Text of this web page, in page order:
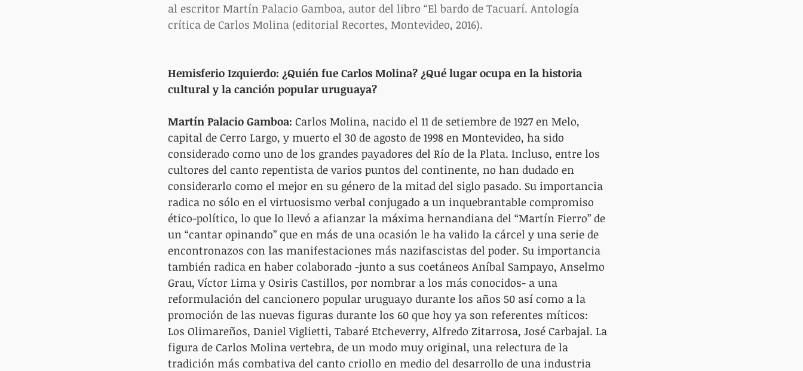
al escritor Martín Palacio Gamboa, autor del libro “El bardo de Tacuarí. Antología
crítica de Carlos Molina (editorial Recortes, Montevideo, 2016).
Hemisferio Izquierdo: ¿Quién fue Carlos Molina? ¿Qué lugar ocupa en la historia
cultural y la canción popular uruguaya?
Martín Palacio Gamboa: Carlos Molina, nacido el 11 de setiembre de 1927 en Melo,
capital de Cerro Largo, y muerto el 30 de agosto de 1998 en Montevideo, ha sido
considerado como uno de los grandes payadores del Río de la Plata. Incluso, entre los
cultores del canto repentista de varios puntos del continente, no han dudado en
considerarlo como el mejor en su género de la mitad del siglo pasado. Su importancia
radica no sólo en el virtuosismo verbal conjugado a un inquebrantable compromiso
ético-político, lo que lo llevó a afianzar la máxima hernandiana del “Martín Fierro” de
un “cantar opinando” que en más de una ocasión le ha valido la cárcel y una serie de
encontronazos con las manifestaciones más nazifascistas del poder. Su importancia
también radica en haber colaborado -junto a sus coetáneos Aníbal Sampayo, Anselmo
Grau, Víctor Lima y Osiris Castillos, por nombrar a los más conocidos- a una
reformulación del cancionero popular uruguayo durante los años 50 así como a la
promoción de las nuevas figuras durante los 60 que hoy ya son referentes míticos:
Los Olimareños, Daniel Viglietti, Tabaré Etcheverry, Alfredo Zitarrosa, José Carbajal. La
figura de Carlos Molina vertebra, de un modo muy original, una relectura de la
tradición más combativa del canto criollo en medio del desarrollo de una industria